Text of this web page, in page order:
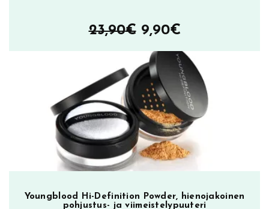
23,90€ Alkuperäinen
hinta
oli:
23,90€.
9,90€Nykyinen
hinta
on:
9,90€.
Youngblood Hi-Definition Powder, hienojakoinen
pohjustus- ja viimeistelypuuteri